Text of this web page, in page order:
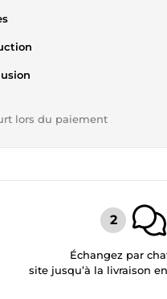
lors du paiement
Échangez par
site jusqu’à la livraison